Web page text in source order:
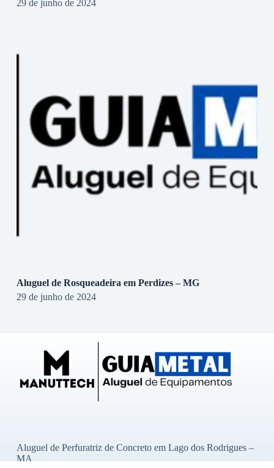
29 de junho de 2024
Aluguel de Rosqueadeira em Perdizes – MG
29 de junho de 2024
Aluguel de Perfuratriz de Concreto em Lago dos Rodrigues –
MA